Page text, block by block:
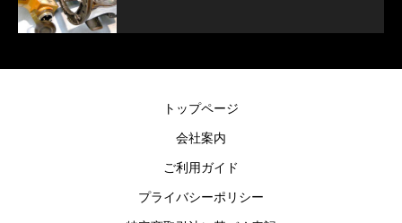
トップページ
会社案内
ご利用ガイド
プライバシーポリシー